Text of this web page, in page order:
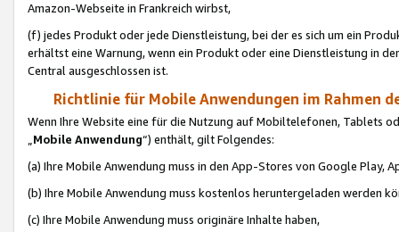
Amazon-Webseite in Frankreich wirbst,
(f) jedes Produkt oder jede Dienstleistung, bei der es sich um ein
erhältst eine Warnung, wenn ein Produkt oder eine Dienstleistung in
Central ausgeschlossen ist.
Richtlinie für Mobile Anwendungen im Rahmen
Wenn Ihre Website eine für die Nutzung auf Mobiltelefonen, Tablets
„Mobile Anwendung“) enthält, gilt Folgendes:
(a) Ihre Mobile Anwendung muss in den App-Stores von Google Play,
(b) Ihre Mobile Anwendung muss kostenlos heruntergeladen werden
(c) Ihre Mobile Anwendung muss originäre Inhalte haben,